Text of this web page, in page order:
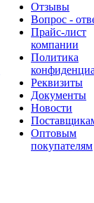
Отзывы
Вопрос -
Прайс-лист
компании
Политика
Реквизиты
Документы
Новости
Оптовым
покупателям